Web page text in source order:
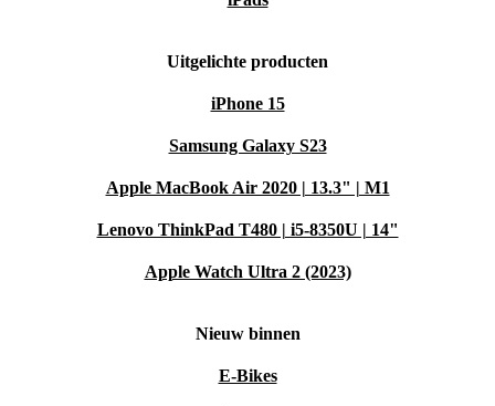
Uitgelichte producten
iPhone 15
Samsung Galaxy S23
Apple MacBook Air 2020 | 13.3" | M1
Lenovo ThinkPad T480 | i5-8350U | 14"
Apple Watch Ultra 2 (2023)
Nieuw binnen
E-Bikes